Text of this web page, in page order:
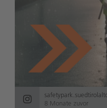
8 Monate zuvor